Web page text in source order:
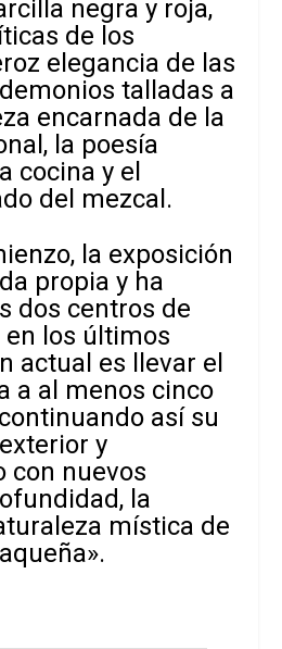
negra y roja,
de los
elegancia de las
talladas a
encarnada de la
la poesía
cocina y el
del mezcal.
la exposición
propia y ha
dos centros de
en los últimos
actual es llevar el
a al menos cinco
así su
y
con nuevos
la
mística de